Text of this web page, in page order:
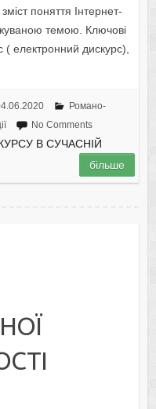
поняття Інтернет-
темою. Ключові
( електронний дискурс),
Романо-
No Comments
В СУЧАСНІЙ
більше